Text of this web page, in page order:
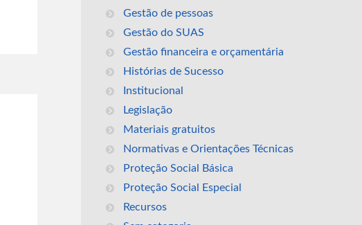
Gestão de pessoas
Gestão do SUAS
Gestão financeira e orçamentária
Histórias de Sucesso
Institucional
Legislação
Materiais gratuitos
Normativas e Orientações Técnicas
Proteção Social Básica
Proteção Social Especial
Recursos